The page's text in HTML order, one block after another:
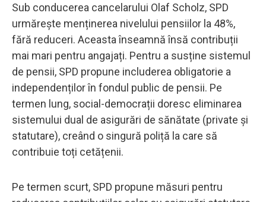
Sub conducerea cancelarului Olaf Scholz, SPD
urmărește menținerea nivelului pensiilor la 48%,
fără reduceri. Aceasta înseamnă însă contribuții
mai mari pentru angajați. Pentru a susține sistemul
de pensii, SPD propune includerea obligatorie a
independenților în fondul public de pensii. Pe
termen lung, social-democrații doresc eliminarea
sistemului dual de asigurări de sănătate (private și
statutare), creând o singură poliță la care să
contribuie toți cetățenii.
Pe termen scurt, SPD propune măsuri pentru